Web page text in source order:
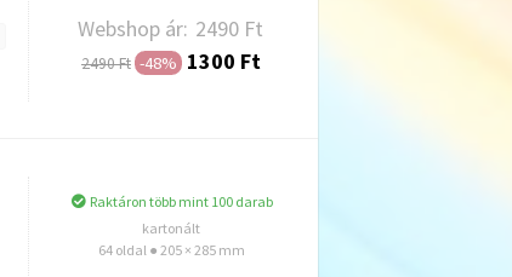
Webshop ár: 2490 Ft
2490 Ft -48% 1300 Ft
Raktáron több mint 100 darab
kartonált
64 oldal ● 205 × 285 mm